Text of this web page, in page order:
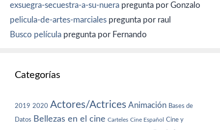
exsuegra-secuestra-a-su-nuera pregunta por Gonzalo
pelicula-de-artes-marciales pregunta por raul
Busco película pregunta por Fernando
Categorías
2019 2020 Actores/Actrices Animación Bases de
Datos Bellezas en el cine Carteles Cine Español Cine y